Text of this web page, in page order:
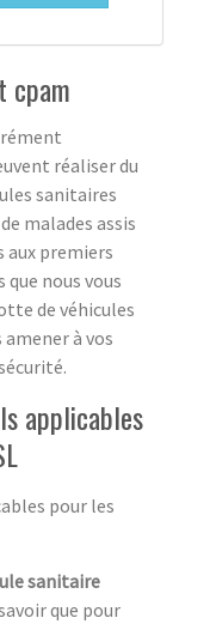
cpam
réaliser du
sanitaires
malades assis
aux premiers
que nous vous
de véhicules
à vos
applicables
pour les
sanitaire
que pour